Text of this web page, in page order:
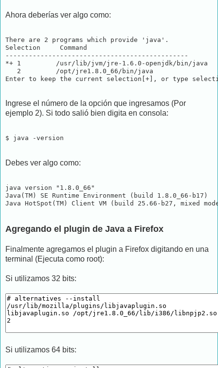
Ahora deberías ver algo como:
There are 2 programs which provide 'java'.
Selection     Command
-----------------------------------------------
*+ 1         /usr/lib/jvm/jre-1.6.0-openjdk/bin/java
   2         /opt/jre1.8.0_66/bin/java
Ingrese el número de la opción que ingresamos (Por
ejemplo 2). Si todo salió bien digita en consola:
$ java -version
Debes ver algo como:
java version "1.8.0_66"
Java(TM) SE Runtime Environment (build 1.8.0_66-b17)
Agregando el plugin de Java a Firefox
Finalmente agregamos el plugin a Firefox digitando en una
terminal (Ejecuta como root):
Si utilizamos 32 bits:
Si utilizamos 64 bits: